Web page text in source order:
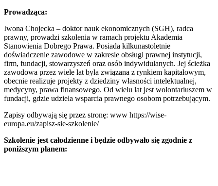
Prowadząca:
Iwona Chojecka – doktor nauk ekonomicznych (SGH), radca
prawny, prowadzi szkolenia w ramach projektu Akademia
Stanowienia Dobrego Prawa. Posiada kilkunastoletnie
doświadczenie zawodowe w zakresie obsługi prawnej instytucji,
firm, fundacji, stowarzyszeń oraz osób indywidulanych. Jej ścieżka
zawodowa przez wiele lat była związana z rynkiem kapitałowym,
obecnie realizuje projekty z dziedziny własności intelektualnej,
medycyny, prawa finansowego. Od wielu lat jest wolontariuszem w
fundacji, gdzie udziela wsparcia prawnego osobom potrzebującym.
Zapisy odbywają się przez stronę: www https://wise-
europa.eu/zapisz-sie-szkolenie/
Szkolenie jest całodzienne i będzie odbywało się zgodnie z
poniższym planem: